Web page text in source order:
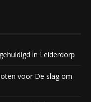
in Leiderdorp
voor De slag om